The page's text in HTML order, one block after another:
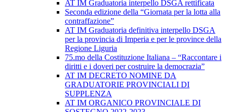
AT IM Graduatoria interpello DSGA rettificata
Seconda edizione della “Giornata per la lotta alla
contraffazione”
AT IM Graduatoria definitiva interpello DSGA
per la provincia di Imperia e per le province della
Regione Liguria
75.mo della Costituzione Italiana – “Raccontare i
diritti e i doveri per costruire la democrazia”
AT IM DECRETO NOMINE DA
GRADUATORIE PROVINCIALI DI
SUPPLENZA
AT IM ORGANICO PROVINCIALE DI